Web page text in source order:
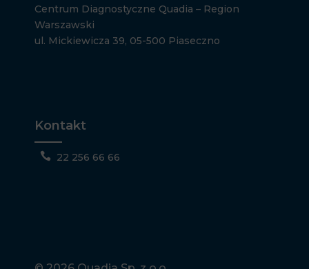
Centrum Diagnostyczne Quadia – Region
Warszawski
ul. Mickiewicza 39, 05-500 Piaseczno
Kontakt
 22 256 66 66